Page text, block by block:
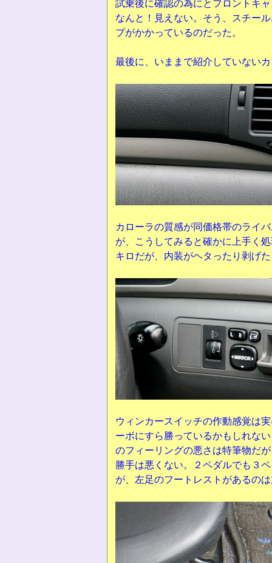
試乗後に確認の為にとフロントキ
なんと！見えない。そう、スチー
プがかかっているのだった。
最後に、いままで紹介していない
カローラの質感が同価格帯のライ
が、こうしてみると確かに上手く
キロだが、内装がヘタったり剥げ
ウィンカースイッチの作動感覚は
ーボにすら勝っているかもしれな
のフィーリングの悪さは特筆物だ
勝手は悪くない。２ペダルでも３
が、左足のフートレストがあるの